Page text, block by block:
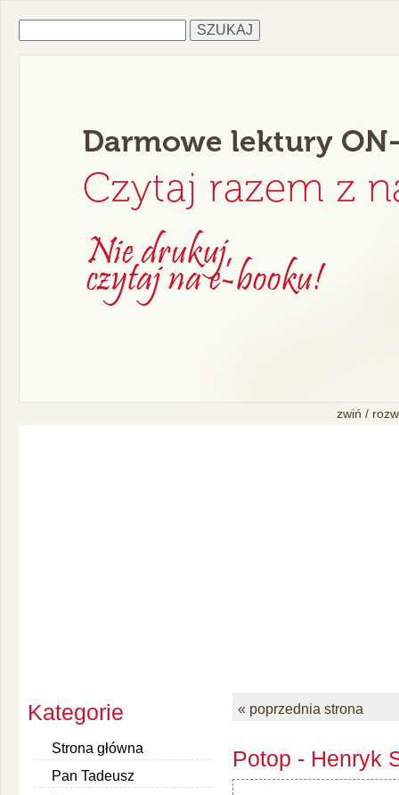
zwiń /
Kategorie
Strona główna
Pan Tadeusz
« poprzednia strona
Potop - Henryk